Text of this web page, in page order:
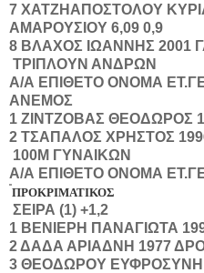
7 ΧΑΤΖΗΑΠΟΣΤΟΛΟΥ
ΑΜΑΡΟΥΣΙΟΥ 6,09 0,9
8 ΒΛΑΧΟΣ ΙΩΑΝΝΗΣ 2001
ΤΡΙΠΛΟΥΝ ΑΝΔΡΩΝ
Α/Α ΕΠΙΘΕΤΟ ΟΝΟΜΑ
ΑΝΕΜΟΣ
1 ΖΙΝΤΖΟΒΑΣ ΘΕΟΔΩΡΟΣ
2 ΤΣΑΠΑΛΟΣ ΧΡΗΣΤΟΣ
100Μ ΓΥΝΑΙΚΩΝ
Α/Α ΕΠΙΘΕΤΟ ΟΝΟΜΑ
ΠΡΟΚΡΙΜΑΤΙΚΟΣ
ΣΕΙΡΑ (1) +1,2
1 ΒΕΝΙΕΡΗ ΠΑΝΑΓΙΩΤΑ
2ΔΑΔΑ ΑΡΙΑΔΝΗ 1977
3 ΘΕΟΔΩΡΟΥ ΕΥΦΡΟΣΥΝΗ